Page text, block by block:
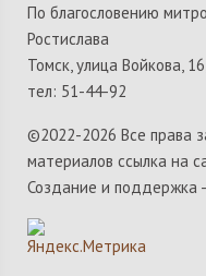
По благословению
Ростислава
Томск, улица Войкова,
тел: 51-44-92
©2022-2026 Все права
материалов ссылка на
Создание и поддержка